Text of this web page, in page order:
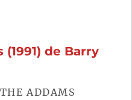
de Barry
ADDAMS